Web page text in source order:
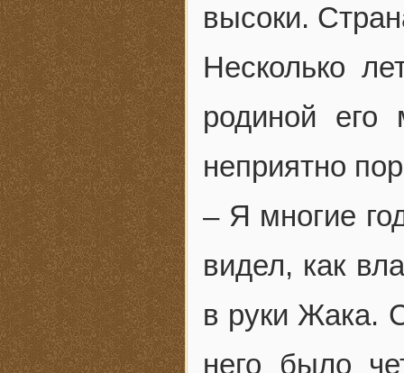
высоки.
Несколько
родиной
неприятно
– Я многие
видел, как
в руки Жака.
него было